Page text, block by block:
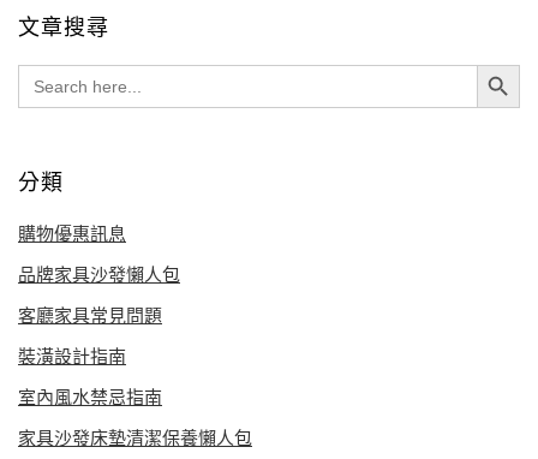
文章搜尋
Search
for:
Search Button
分類
購物優惠訊息
品牌家具沙發懶人包
客廳家具常見問題
裝潢設計指南
室內風水禁忌指南
家具沙發床墊清潔保養懶人包